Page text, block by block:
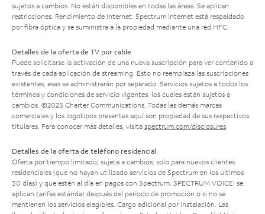
sujetos a cambios. No están disponibles en todas las áreas. Se aplican
restricciones. Rendimiento de Internet: Spectrum Internet está respaldado
por fibra óptica y se suministra a la propiedad mediante una red HFC.
Detalles de la oferta de TV por cable
Puede solicitarse la activación de una nueva suscripción para ver contenido a
través de cada aplicación de streaming. Esto no reemplaza las suscripciones
existentes; esas se administrarán por separado. Servicios sujetos a todos los
términos y condiciones de servicio vigentes, los cuales están sujetos a
cambios. ©2025 Charter Communications. Todas las demás marcas
comerciales y los logotipos presentes aquí son propiedad de sus respectivos
titulares. Para conocer más detalles, visita spectrum.com/disclosures
Detalles de la oferta de teléfono residencial
Oferta por tiempo limitado; sujeta a cambios; solo para nuevos clientes
residenciales (que no hayan utilizado servicios de Spectrum en los últimos
30 días) y que estén al día en pagos con Spectrum. SPECTRUM VOICE: se
aplican tarifas estándar después del período de promoción o si no se
mantienen los servicios elegibles. Cargo adicional por instalación. Las